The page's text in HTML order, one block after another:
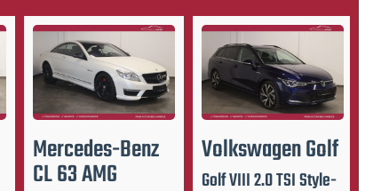
Mercedes-Benz
CL 63 AMG
VolkswagenGolf
Golf VIII 2.0 TSI Style-